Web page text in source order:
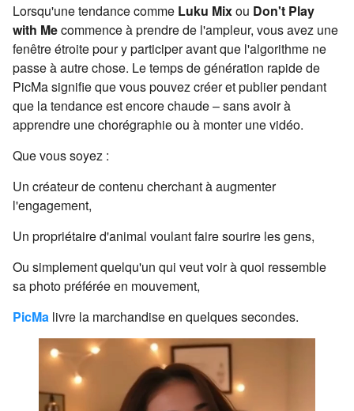
Lorsqu'une tendance comme Luku Mixou Don't Play
with Mecommence à prendre de l'ampleur, vous avez une
fenêtre étroite pour y participer avant que l'algorithme ne
passe à autre chose. Le temps de génération rapide de
PicMa signifie que vous pouvez créer et publier pendant
que la tendance est encore chaude – sans avoir à
apprendre une chorégraphie ou à monter une vidéo.
Que vous soyez :
Un créateur de contenu cherchant à augmenter
l'engagement,
Un propriétaire d'animal voulant faire sourire les gens,
Ou simplement quelqu'un qui veut voir à quoi ressemble
sa photo préférée en mouvement,
PicMa livre la marchandise en quelques secondes.